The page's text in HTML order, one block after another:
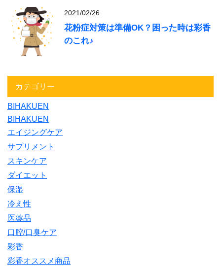
2021/02/26
花粉症対策は準備OK？困った時は彩香
のこれ♪
カテゴリー
BIHAKUEN
BIHAKUEN
エイジングケア
サプリメント
スキンケア
ダイエット
保湿
冷え性
医薬品
口腔/口臭ケア
彩香
彩香オススメ商品